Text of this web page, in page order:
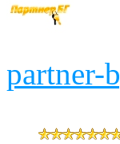
partner-